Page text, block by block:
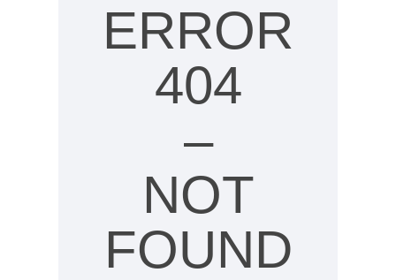
ERROR
404
–
NOT
FOUND